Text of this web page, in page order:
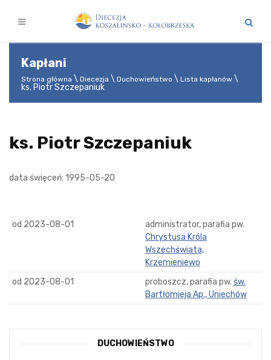
Kapłani
Strona główna Diecezja Duchowieństwo Lista kapłanów
ks. Piotr Szczepaniuk
ks. Piotr Szczepaniuk
data święceń: 1995-05-20
od 2023-08-01
administrator, parafia pw.
Chrystusa Króla
Wszechświata,
Krzemieniewo
od 2023-08-01
proboszcz, parafia pw. św.
Bartłomieja Ap., Uniechów
DUCHOWIEŃSTWO